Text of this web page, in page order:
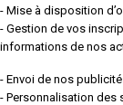
- Mise à disposition
- Gestion de vos
informations de nos
- Envoi de nos
- Personnalisation